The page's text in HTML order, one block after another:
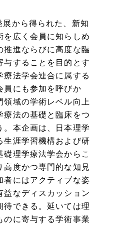
から得られた、新知
を広く会員に知らしめ
推進ならびに高度な臨
与することを目的とす
療法学会連合に属する
員にも参加を呼びか
領域の学術レベル向上
療法の基礎と臨床をつ
。本企画は、日本理学
生涯学習機構および研
理学療法学会からこ
高度かつ専門的な知見
者にはアクティブな姿
益なディスカッション
待できる。延いては理
のに寄与する学術事業